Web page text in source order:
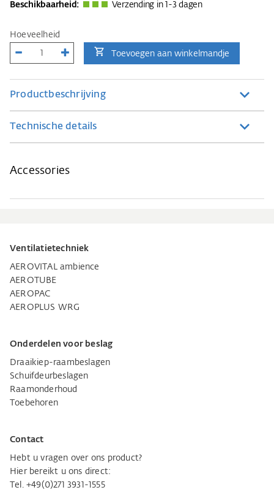
Beschikbaarheid: Verzending in 1-3 dagen
Hoeveelheid
Toevoegen aan winkelmandje
Productbeschrijving
Technische details
Accessories
Ventilatietechniek
AEROVITAL ambience
AEROTUBE
AEROPAC
AEROPLUS WRG
Onderdelen voor beslag
Draaikiep-raambeslagen
Schuifdeurbeslagen
Raamonderhoud
Toebehoren
Contact
Hebt u vragen over ons product?
Hier bereikt u ons direct:
Tel. +49(0)271 3931-1555